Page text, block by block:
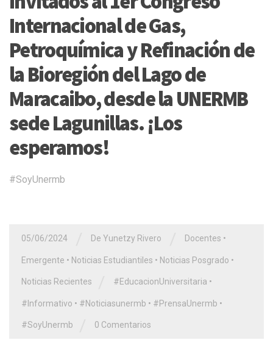
Internacional de Gas,
Petroquímica y Refinación de
la Bioregión del Lago de
Maracaibo, desde la UNERMB
sede Lagunillas. ¡Los
esperamos!
#SoyUnermb
05/06/2024 De Yunetzy Rivero Docentes •
Emergente • Noticias Estudiantiles • Noticias Posgrado •
Noticias Recientes #EducacionUniversitaria •
#Informativo • #Noticiasunermb • #PrensaUnermb •
#SoyUnermb 0 Comentarios